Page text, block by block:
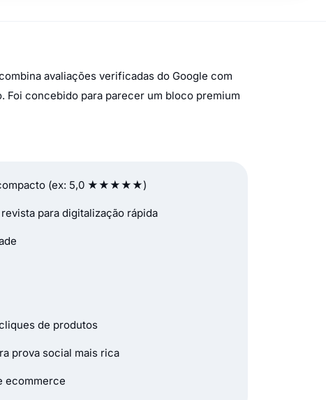
avaliações verificadas do Google com
Foi concebido para parecer um bloco premium
compacto (ex: 5,0 ★★★★★)
para digitalização rápida
de produtos
prova social mais rica
ecommerce